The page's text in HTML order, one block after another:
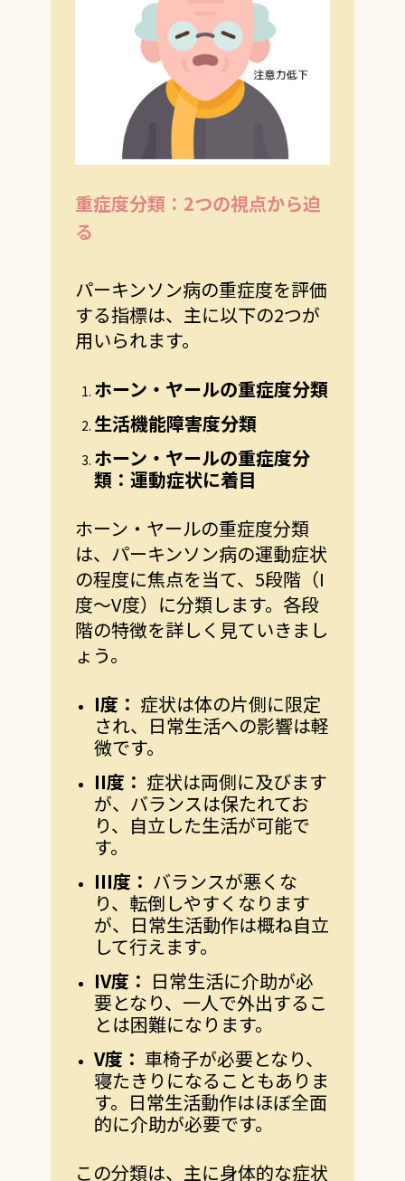
重症度分類： 2つの視点から迫
る
パーキンソン病の重症度を評価
する指標は、主に以下の2つが
用いられます。
ホーン・ヤールの重症度分類
生活機能障害度分類
ホーン・ヤールの重症度分
類：運動症状に着目
ホーン・ヤールの重症度分類
は、パーキンソン病の運動症状
の程度に焦点を当て、5段階（I
度～V度）に分類します。各段
階の特徴を詳しく見ていきまし
ょう。
I度： 症状は体の片側に限定
され、日常生活への影響は軽
微です。
II度： 症状は両側に及びます
が、バランスは保たれてお
り、自立した生活が可能で
す。
III度： バランスが悪くな
り、転倒しやすくなります
が、日常生活動作は概ね自立
して行えます。
IV度： 日常生活に介助が必
要となり、一人で外出するこ
とは困難になります。
V度： 車椅子が必要となり、
寝たきりになることもありま
す。日常生活動作はほぼ全面
的に介助が必要です。
この分類は、主に身体的な症状